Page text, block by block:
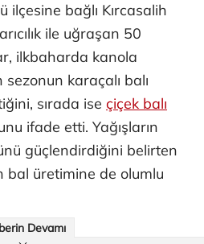
ilçesine bağlı Kırcasalih
ile uğraşan 50
ilkbaharda kanola
karaçalı balı
sırada ise çiçek balı
ifade etti. Yağışların
güçlendirdiğini belirten
bal üretimine de olumlu
Devamı